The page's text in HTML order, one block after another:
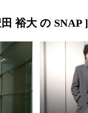
裕大 の SNAP ]